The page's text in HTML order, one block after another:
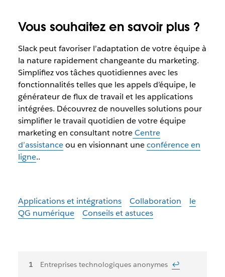
Vous souhaitez en savoir plus ?
Slack peut favoriser l’adaptation de votre équipe à
la nature rapidement changeante du marketing.
Simplifiez vos tâches quotidiennes avec les
fonctionnalités telles que les appels d’équipe, le
générateur de flux de travail et les applications
intégrées. Découvrez de nouvelles solutions pour
simplifier le travail quotidien de votre équipe
marketing en consultant notreCentre
d’assistanceou en visionnant uneconférence en
ligne..
Applications et intégrations Collaboration
le
QG numérique
Conseils et astuces
Notes
Entreprises technologiques anonymes ↩